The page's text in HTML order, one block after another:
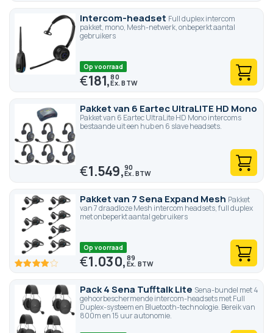
Intercom-headset Full duplex intercom
pakket, mono, Mesh-netwerk, onbeperkt aantal
gebruikers
Op voorraad
€181,80
Pakket van 6 Eartec UltraLITE HD Mono
Pakket van 6 Eartec UltraLite HD Mono intercoms
bestaande uit een hub en 6 slave headsets.
€1.549,90
Pakket van 7 Sena Expand Mesh Pakket
van 7 draadloze Mesh intercom headsets, full duplex
met onbeperkt aantal gebruikers
80 100
Op voorraad
€1.030,89
Pack 4 Sena Tufftalk Lite Sena-bundel met 4
gehoorbeschermende intercom-headsets met Full
Duplex-systeem en Bluetooth-technologie. Bereik van
800m en 15 uur autonomie.